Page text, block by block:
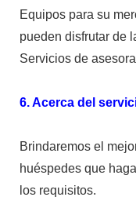
Equipos para su
pueden disfrutar de
Servicios de
6. Acerca del
Brindaremos el
huéspedes que
los requisitos.